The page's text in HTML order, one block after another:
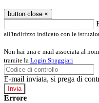
button close ×
all'indirizzo indicato con le
Non hai una e-mail associata al
tramite la Login Spaggiari
E-mail inviata, si prega di
Errore